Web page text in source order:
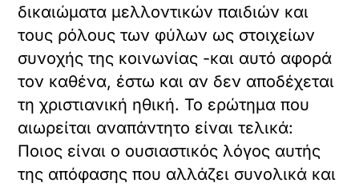
δικαιώματα μελλοντικών παιδιών και
τους ρόλους των φύλων ως στοιχείων
συνοχής της κοινωνίας -και αυτό αφορά
τον καθένα, έστω και αν δεν αποδέχεται
τη χριστιανική ηθική. Το ερώτημα που
αιωρείται αναπάντητο είναι τελικά:
Ποιος είναι ο ουσιαστικός λόγος αυτής
της απόφασης που αλλάζει συνολικά και